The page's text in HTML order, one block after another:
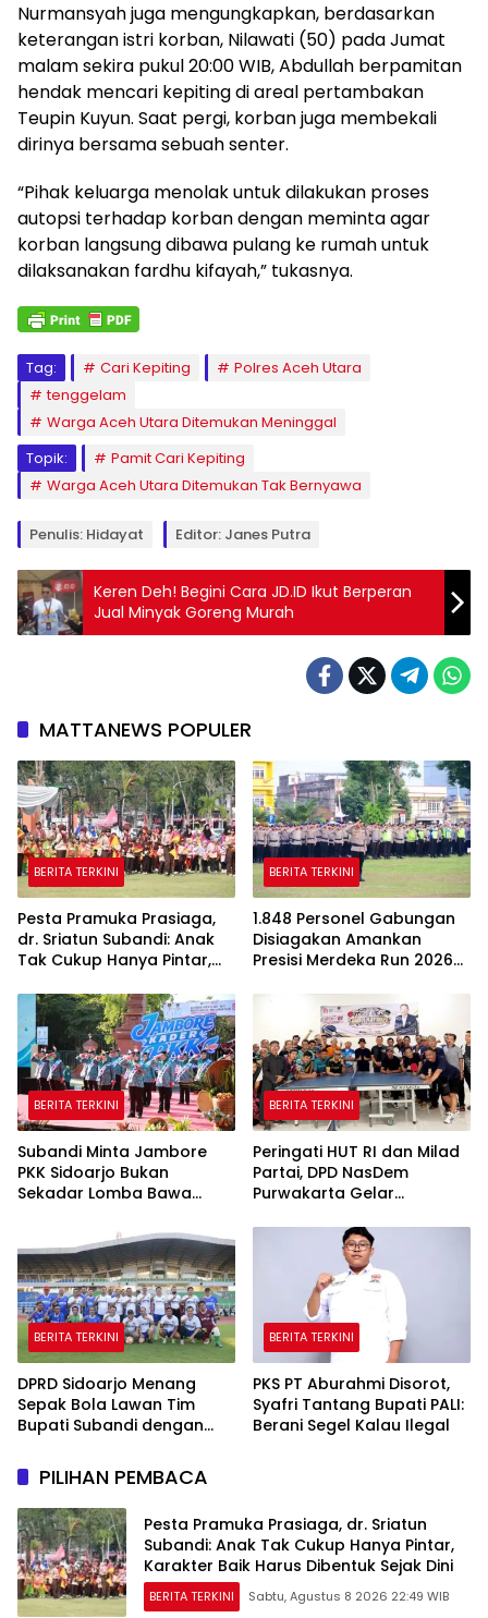
Nurmansyah juga mengungkapkan, berdasarkan
keterangan istri korban, Nilawati (50) pada Jumat
malam sekira pukul 20:00 WIB, Abdullah berpamitan
hendak mencari kepiting di areal pertambakan
Teupin Kuyun. Saat pergi, korban juga membekali
dirinya bersama sebuah senter.
“Pihak keluarga menolak untuk dilakukan proses
autopsi terhadap korban dengan meminta agar
korban langsung dibawa pulang ke rumah untuk
dilaksanakan fardhu kifayah,” tukasnya.
Tag: Cari Kepiting
Polres Aceh Utara
tenggelam
Warga Aceh Utara Ditemukan Meninggal
Topik:
Pamit Cari Kepiting
Warga Aceh Utara Ditemukan Tak Bernyawa
Penulis: Hidayat Editor: Janes Putra
Keren Deh! Begini Cara JD.ID Ikut Berperan
Jual Minyak Goreng Murah
MATTANEWS POPULER
BERITA TERKINI
Pesta Pramuka Prasiaga,
dr. Sriatun Subandi: Anak
Tak Cukup Hanya Pintar,
Dibentuk Sejak Dini
BERITA TERKINI
1.848 Personel Gabungan
Disiagakan Amankan
Presisi Merdeka Run 2026
BERITA TERKINI
Subandi Minta Jambore
PKK Sidoarjo Bukan
Sekadar Lomba Bawa
untuk Warga
BERITA TERKINI
Peringati HUT RI dan Milad
Partai, DPD NasDem
Purwakarta Gelar
hingga Baksos Gratis
BERITA TERKINI
DPRD Sidoarjo Menang
Sepak Bola Lawan Tim
Bupati Subandi dengan
BERITA TERKINI
PKS PT Aburahmi Disorot,
Syafri Tantang Bupati PALI:
Berani Segel Kalau Ilegal
PILIHAN PEMBACA
Pesta Pramuka Prasiaga, dr. Sriatun
Subandi: Anak Tak Cukup Hanya Pintar,
Karakter Baik Harus Dibentuk Sejak Dini
BERITA TERKINI Sabtu, Agustus 8 2026 22:49 WIB